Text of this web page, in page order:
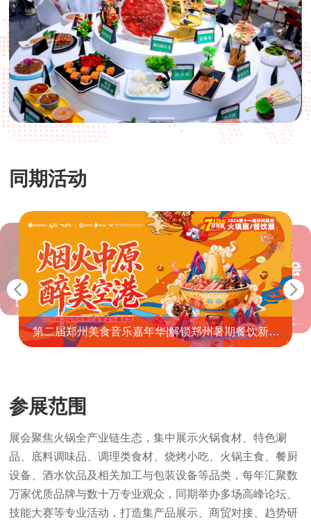
同期活动
【官宣】2026供需适配食材创新论坛将于7月郑州
启幕！
第二届郑州美食音乐嘉年华|解锁郑州暑期餐饮新热
潮，引爆全城沉浸式美食音乐盛宴！
官宣 | 万耀企阳×第十六届中国火锅产业大会 正式达
成特别合作伙伴关系
参展范围
展会聚焦火锅全产业链生态，集中展示火锅食材、特色涮
品、底料调味品、调理类食材、烧烤小吃、火锅主食、餐厨
设备、酒水饮品及相关加工与包装设备等品类，每年汇聚数
万家优质品牌与数十万专业观众，同期举办多场高峰论坛、
技能大赛等专业活动，打造集产品展示、商贸对接、趋势研